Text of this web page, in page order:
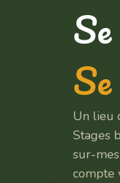
Un lieu
Stages
sur-
compte